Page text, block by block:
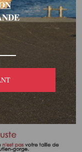
comprend
cm) pour les talons
un peu de marge
Ceci est une
la taille en
produit.